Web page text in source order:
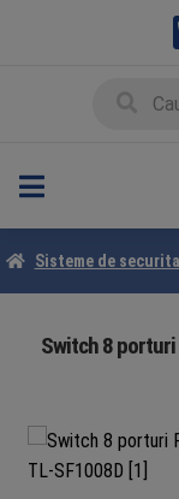
Sisteme de
Switch 8 porturi